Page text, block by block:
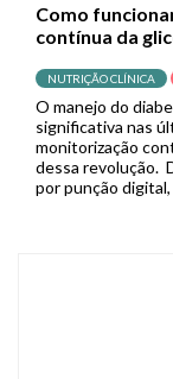
Como
contínua da
NUTRIÇÃO CLÍNICA
O manejo do
significativa nas
monitorização
dessa revolução.
por punção